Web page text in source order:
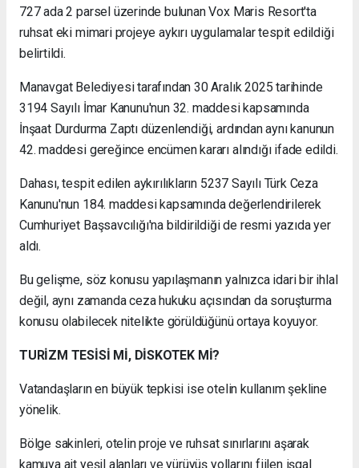
727 ada 2 parsel üzerinde bulunan Vox Maris Resort'ta
ruhsat eki mimari projeye aykırı uygulamalar tespit edildiği
belirtildi.
Manavgat Belediyesi tarafından 30 Aralık 2025 tarihinde
3194 Sayılı İmar Kanunu'nun 32. maddesi kapsamında
İnşaat Durdurma Zaptı düzenlendiği, ardından aynı kanunun
42. maddesi gereğince encümen kararı alındığı ifade edildi.
Dahası, tespit edilen aykırılıkların 5237 Sayılı Türk Ceza
Kanunu'nun 184. maddesi kapsamında değerlendirilerek
Cumhuriyet Başsavcılığı'na bildirildiği de resmi yazıda yer
aldı.
Bu gelişme, söz konusu yapılaşmanın yalnızca idari bir ihlal
değil, aynı zamanda ceza hukuku açısından da soruşturma
konusu olabilecek nitelikte görüldüğünü ortaya koyuyor.
TURİZM TESİSİ Mİ, DİSKOTEK Mİ?
Vatandaşların en büyük tepkisi ise otelin kullanım şekline
yönelik.
Bölge sakinleri, otelin proje ve ruhsat sınırlarını aşarak
kamuya ait yeşil alanları ve yürüyüş yollarını fiilen işgal